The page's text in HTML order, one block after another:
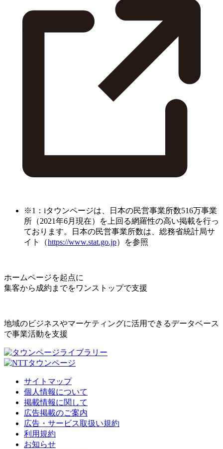
※1：iタウンページは、日本の民営事業所数516万事業
所（2021年6月現在）を上回る網羅性の高い掲載を行っ
ております。日本の民営事業所数は、総務省統計局サ
イト（https://www.stat.go.jp）を参照
ホームページを起点に
集客から成約までをワンストップで支援
地域のビジネスやマーケティングに活用できるデータベース
で事業活動を支援
サイトマップ
個人情報について
掲載情報に関して
広告掲載のご案内
広告・サービス取扱い規約
利用規約
お知らせ